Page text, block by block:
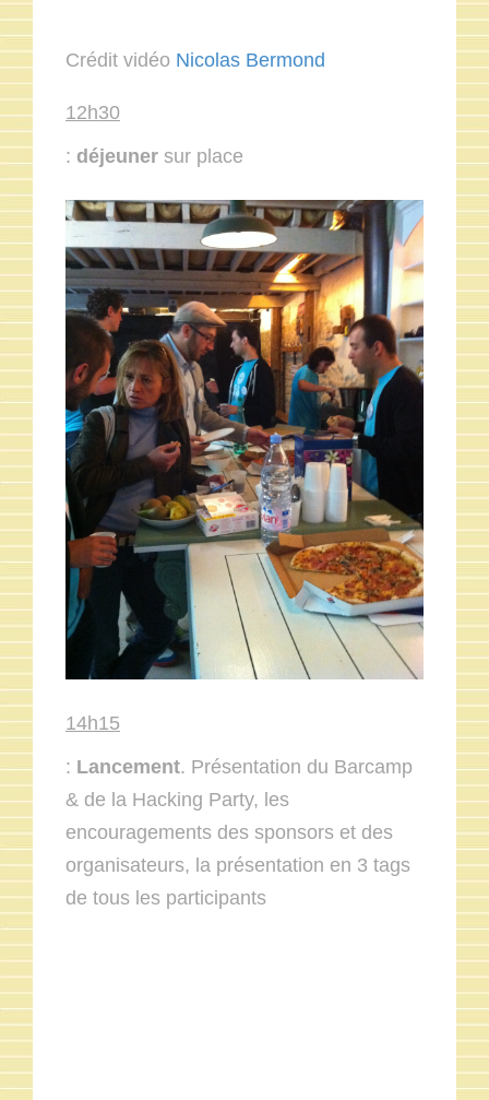
Crédit vidéo Nicolas Bermond
12h30
: déjeuner sur place
14h15
: Lancement. Présentation du Barcamp
& de la Hacking Party, les
encouragements des sponsors et des
organisateurs, la présentation en 3 tags
de tous les participants